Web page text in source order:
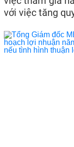
với việc tăng